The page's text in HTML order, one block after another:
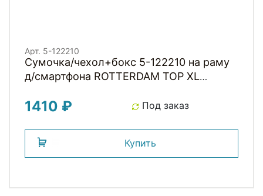
Арт. 5-122210
Сумочка/чехол+бокс 5-122210 на раму
д/смартфона ROTTERDAM TOP XL
материал искуственная кожа,
1410 ₽ Под заказ
Купить